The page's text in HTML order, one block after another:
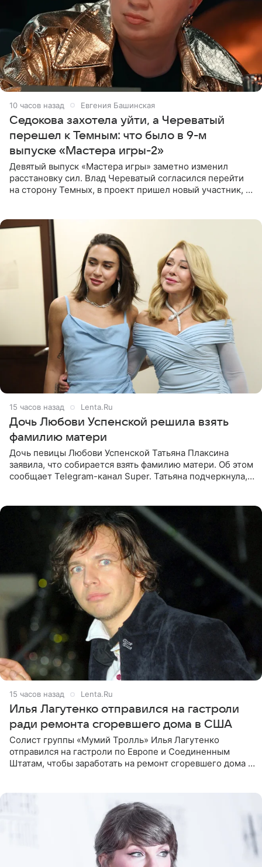
10 часов назад Евгения Башинская
Седокова захотела уйти, а Череватый
перешел к Темным: что было в 9-м
выпуске «Мастера игры-2»
Девятый выпуск «Мастера игры» заметно изменил
расстановку сил. Влад Череватый согласился перейти
на сторону Темных, в проект пришел новый участник, а
15 часов назад Lenta.Ru
Дочь Любови Успенской решила взять
фамилию матери
Дочь певицы Любови Успенской Татьяна Плаксина
заявила, что собирается взять фамилию матери. Об этом
сообщает Telegram-канал Super. Татьяна подчеркнула,
15 часов назад Lenta.Ru
Илья Лагутенко отправился на гастроли
ради ремонта сгоревшего дома в США
Солист группы «Мумий Тролль» Илья Лагутенко
отправился на гастроли по Европе и Соединенным
Штатам, чтобы заработать на ремонт сгоревшего дома в